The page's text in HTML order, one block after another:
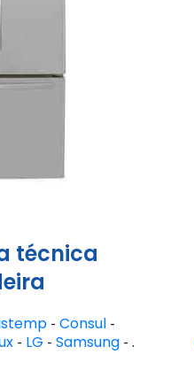
técnica
- Consul-
- LG - Samsung - .